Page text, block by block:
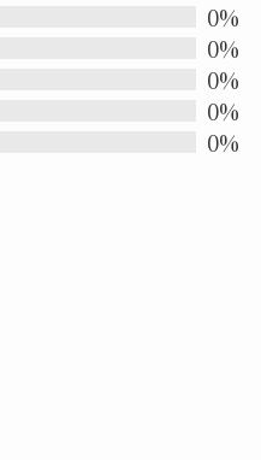
0%
0%
0%
0%
0%